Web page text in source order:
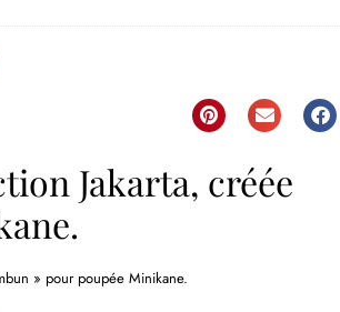
Jakarta, créée
» pour poupée Minikane.